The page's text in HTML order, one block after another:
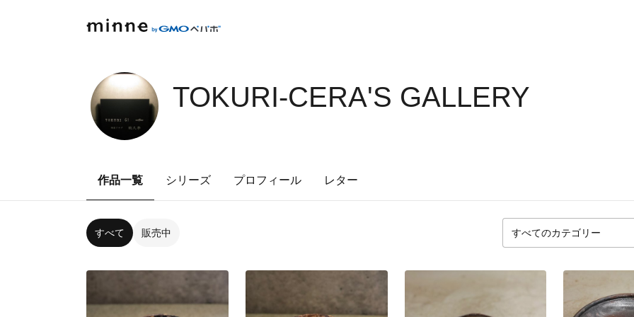
TOKURI-CERA'S GALLERY
作品一覧 シリーズ プロフィール レター
すべて 販売中